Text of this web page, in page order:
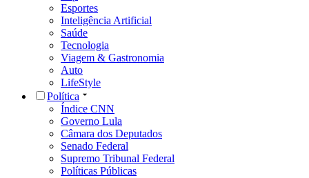
Esportes
Inteligência Artificial
Saúde
Tecnologia
Viagem & Gastronomia
Auto
LifeStyle
Política
Índice CNN
Governo Lula
Câmara dos Deputados
Senado Federal
Supremo Tribunal Federal
Políticas Públicas